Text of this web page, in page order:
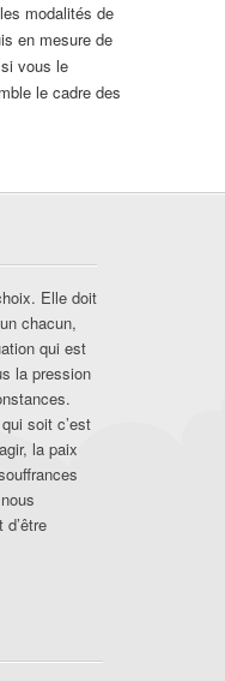
modalités de
en mesure de
vous le
le cadre des
Elle doit
chacun,
qui est
la pression
soit c’est
la paix